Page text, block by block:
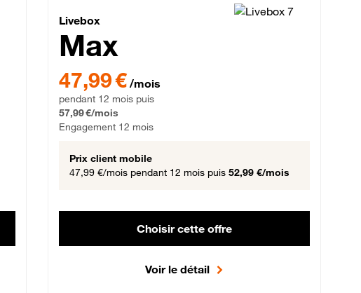
Livebox Max Fibre
Livebox
Max
47,99 € /mois
pendant 12 mois puis
57,99 €/mois
Engagement 12 mois
Prix client mobile
47,99 €/mois pendant 12 mois puis 52,99 €/mois
Choisir cette offre
Voir le détail